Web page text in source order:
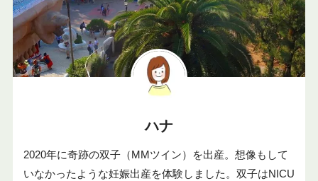
ハナ
2020年に奇跡の双子（MMツイン）を出産。想像もして
いなかったような妊娠出産を体験しました。双子はNICU